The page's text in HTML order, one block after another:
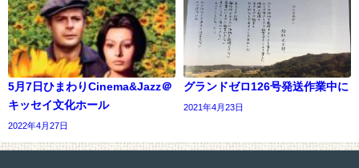
5月7日ひまわりCinema&Jazz＠
キッセイ文化ホール
2022年4月27日
グランドゼロ126号発送作業中に
2021年4月23日